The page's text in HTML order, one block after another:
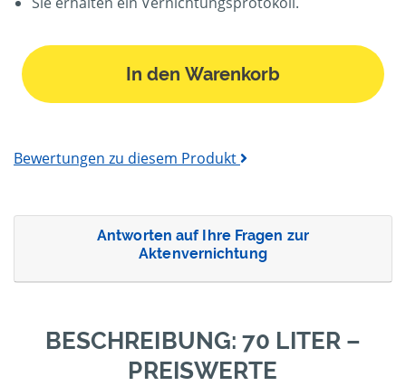
In den Warenkorb
Bewertungen zu diesem Produkt
Antworten auf Ihre Fragen zur
Aktenvernichtung
BESCHREIBUNG: 70 LITER –
PREISWERTE